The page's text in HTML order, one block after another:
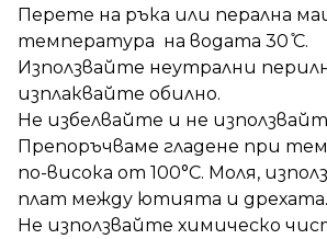
Перете на ръка или перална
температура на водата 30 ̊С.
Използвайте неутрални
изплаквайте обилно.
Не избелвайте и не
Препоръчваме гладене при
по-висока от 100°C. Моля,
плат между ютията и дрехата.
Не използвайте химическо